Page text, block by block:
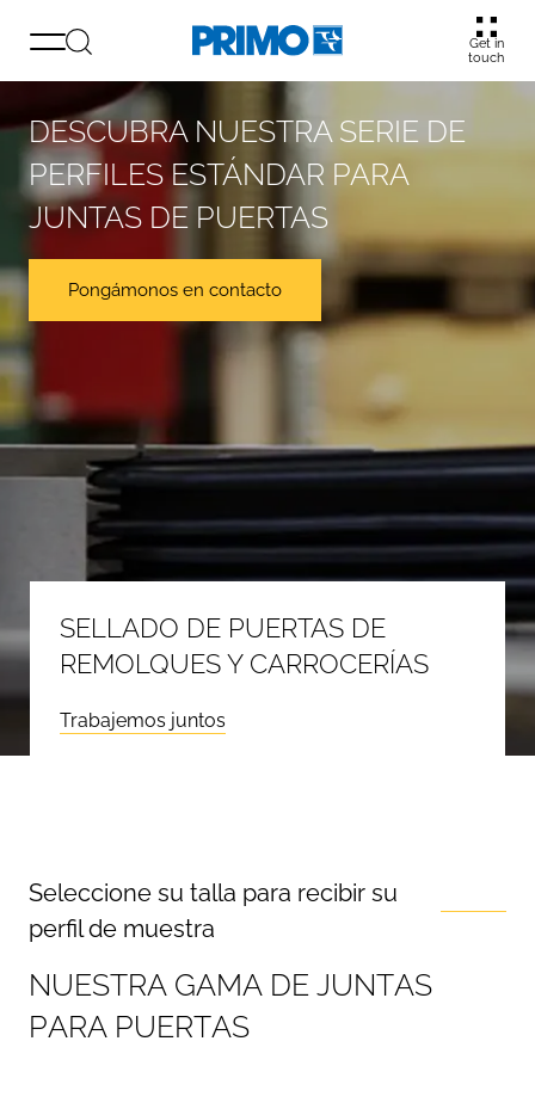
Get in
touch
SELLADO DE PUERTAS DE
REMOLQUES Y CARROCERÍAS
Trabajemos juntos
DESCUBRA NUESTRA SERIE DE
PERFILES ESTÁNDAR PARA
JUNTAS DE PUERTAS
Pongámonos en contacto
Seleccione su talla para recibir su
perfil de muestra
NUESTRA GAMA DE JUNTAS
PARA PUERTAS